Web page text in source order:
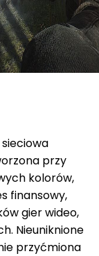
przy
kolorów,
finansowy,
gier wideo,
Nieuniknione
przyćmiona